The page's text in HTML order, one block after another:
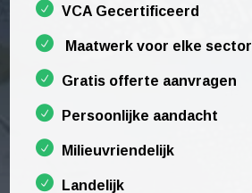
VCA Gecertificeerd
Maatwerk voor elke sector
Gratis offerte aanvragen
Persoonlijke aandacht
Milieuvriendelijk
Landelijk